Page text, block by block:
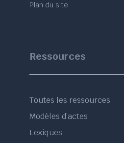
Plan du site
Ressources
Toutes les ressources
Modèles d’actes
Lexiques